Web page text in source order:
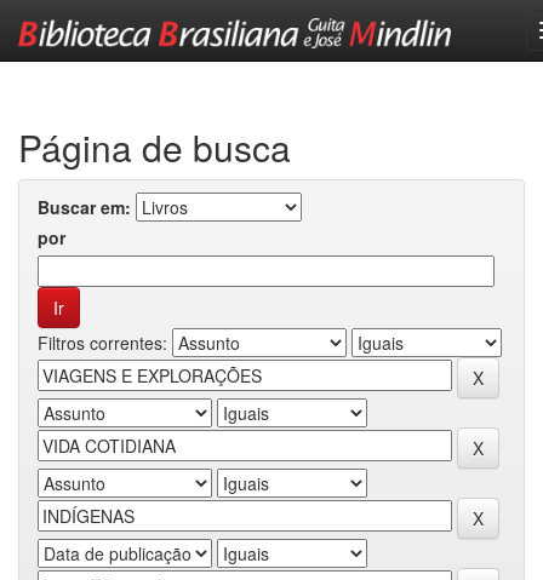
Página de busca
Buscar em:
por
Filtros correntes: